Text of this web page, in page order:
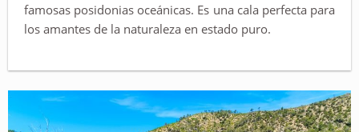
famosas posidonias oceánicas. Es una cala perfecta para
los amantes de la naturaleza en estado puro.